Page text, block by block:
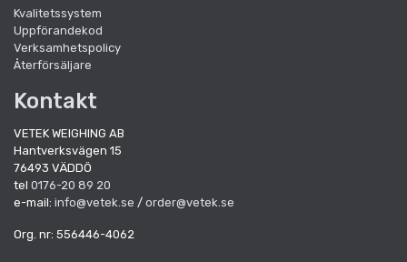
Kvalitetssystem
Uppförandekod
Verksamhetspolicy
Återförsäljare
Kontakt
VETEK WEIGHING AB
Hantverksvägen 15
76493 VÄDDÖ
tel 0176-20 89 20
e-mail: info@vetek.se / order@vetek.se
Org. nr: 556446-4062